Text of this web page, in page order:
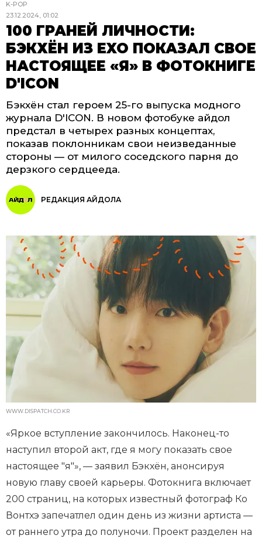
K-POP
23.12.2024, 01:02
100 ГРАНЕЙ ЛИЧНОСТИ:
БЭКХЁН ИЗ EXO ПОКАЗАЛ СВОЕ
НАСТОЯЩЕЕ «Я» В ФОТОКНИГЕ
D'ICON
Бэкхён стал героем 25-го выпуска модного
журнала D'ICON. В новом фотобуке айдол
предстал в четырех разных концептах,
показав поклонникам свои неизведанные
стороны — от милого соседского парня до
дерзкого сердцееда.
РЕДАКЦИЯ АЙДОЛА
WWW.DISPATCH.CO.KR
«Яркое вступление закончилось. Наконец-то
наступил второй акт, где я могу показать свое
настоящее "я"», — заявил Бэкхён, анонсируя
новую главу своей карьеры. Фотокнига включает
200 страниц, на которых известный фотограф Ко
Вонтхэ запечатлел один день из жизни артиста —
от раннего утра до полуночи. Проект разделен на